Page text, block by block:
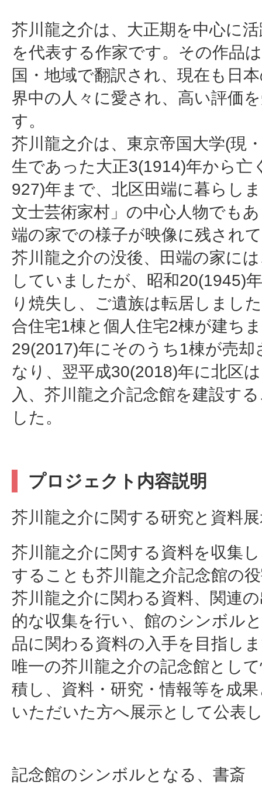
芥川龍之介は、大正期を中心に
を代表する作家です。その作品
国・地域で翻訳され、現在も日
界中の人々に愛され、高い評価
す。
芥川龍之介は、東京帝国大学(現
生であった大正3(1914)年から亡
927)年まで、北区田端に暮らし
文士芸術家村」の中心人物でも
端の家での様子が映像に残され
芥川龍之介の没後、田端の家に
していましたが、昭和20(1945)
り焼失し、ご遺族は転居しまし
合住宅1棟と個人住宅2棟が建ち
29(2017)年にそのうち1棟が売却
なり、翌平成30(2018)年に北区
入、芥川龍之介記念館を建設す
した。
プロジェクト内容説明
芥川龍之介に関する研究と資料
芥川龍之介に関する資料を収集
することも芥川龍之介記念館の
芥川龍之介に関わる資料、関連
的な収集を行い、館のシンボル
品に関わる資料の入手を目指し
唯一の芥川龍之介の記念館とし
積し、資料・研究・情報等を成
いただいた方へ展示として公表
記念館のシンボルとなる、書斎